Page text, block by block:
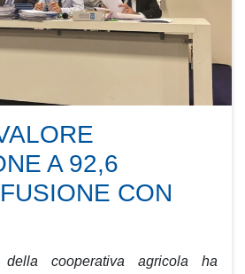
A 92,6
CON
cooperativa agricola ha